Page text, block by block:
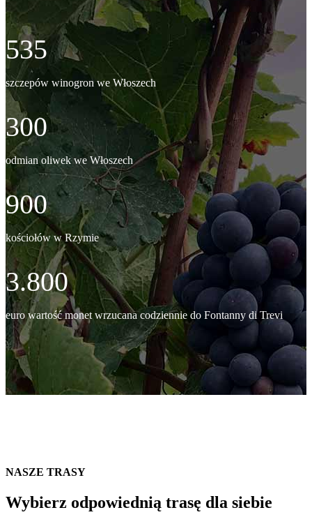
535
szczepów winogron we Włoszech
300
odmian oliwek we Włoszech
900
kościołów w Rzymie
3.800
euro wartość monet wrzucana codziennie do Fontanny di Trevi
NASZE TRASY
Wybierz odpowiednią trasę dla siebie